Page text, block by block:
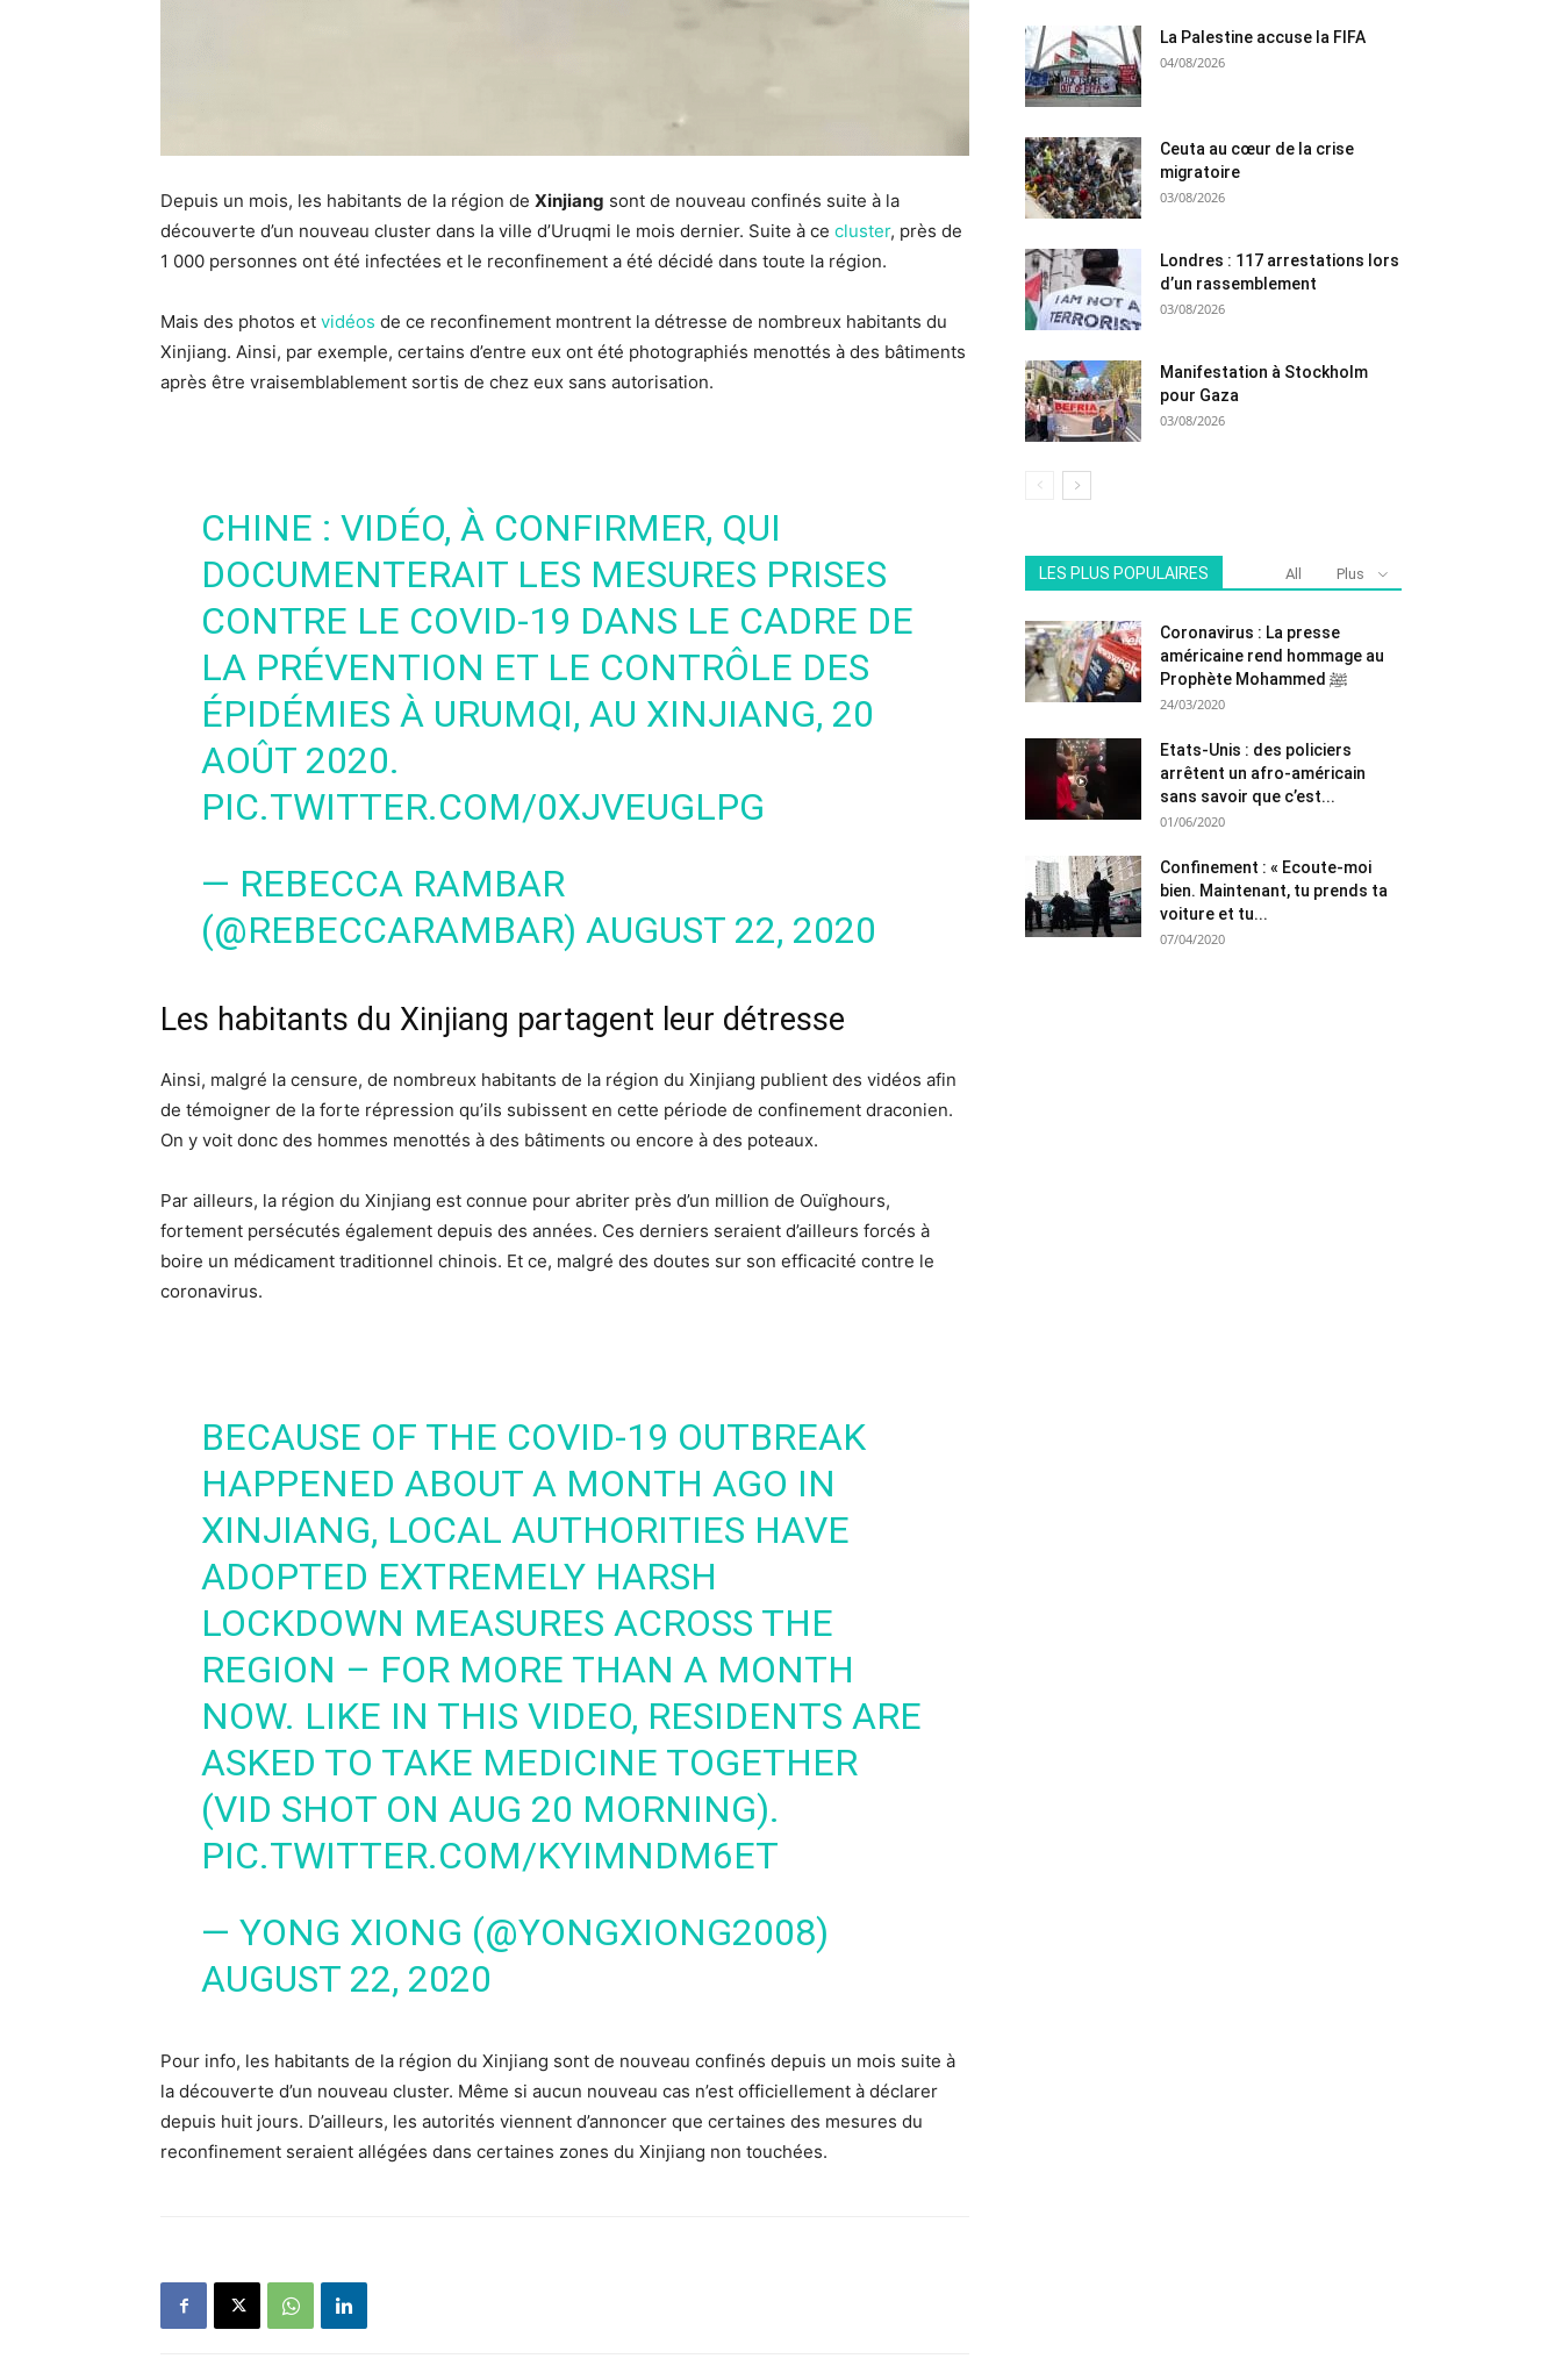
Depuis un mois, les habitants de la région de Xinjiang sont de nouveau confinés suite à la
découverte d’un nouveau cluster dans la ville d’Uruqmi le mois dernier. Suite à ce cluster, près de
1 000 personnes ont été infectées et le reconfinement a été décidé dans toute la région.
Mais des photos et vidéos de ce reconfinement montrent la détresse de nombreux habitants du
Xinjiang. Ainsi, par exemple, certains d’entre eux ont été photographiés menottés à des bâtiments
après être vraisemblablement sortis de chez eux sans autorisation.
CHINE : VIDÉO, À CONFIRMER, QUI
DOCUMENTERAIT LES MESURES PRISES
CONTRE LE COVID-19 DANS LE CADRE DE
LA PRÉVENTION ET LE CONTRÔLE DES
ÉPIDÉMIES À URUMQI, AU XINJIANG, 20
AOÛT 2020.
PIC.TWITTER.COM/0XJVEUGLPG
— REBECCA RAMBAR
(@REBECCARAMBAR) AUGUST 22, 2020
Les habitants du Xinjiang partagent leur détresse
Ainsi, malgré la censure, de nombreux habitants de la région du Xinjiang publient des vidéos afin
de témoigner de la forte répression qu’ils subissent en cette période de confinement draconien.
On y voit donc des hommes menottés à des bâtiments ou encore à des poteaux.
Par ailleurs, la région du Xinjiang est connue pour abriter près d’un million de Ouïghours,
fortement persécutés également depuis des années. Ces derniers seraient d’ailleurs forcés à
boire un médicament traditionnel chinois. Et ce, malgré des doutes sur son efficacité contre le
coronavirus.
BECAUSE OF THE COVID-19 OUTBREAK
HAPPENED ABOUT A MONTH AGO IN
XINJIANG, LOCAL AUTHORITIES HAVE
ADOPTED EXTREMELY HARSH
LOCKDOWN MEASURES ACROSS THE
REGION – FOR MORE THAN A MONTH
NOW. LIKE IN THIS VIDEO, RESIDENTS ARE
ASKED TO TAKE MEDICINE TOGETHER
(VID SHOT ON AUG 20 MORNING).
PIC.TWITTER.COM/KYIMNDM6ET
— YONG XIONG (@YONGXIONG2008)
AUGUST 22, 2020
Pour info, les habitants de la région du Xinjiang sont de nouveau confinés depuis un mois suite à
la découverte d’un nouveau cluster. Même si aucun nouveau cas n’est officiellement à déclarer
depuis huit jours. D’ailleurs, les autorités viennent d’annoncer que certaines des mesures du
reconfinement seraient allégées dans certaines zones du Xinjiang non touchées.
La Palestine accuse la FIFA
04/08/2026
Ceuta au cœur de la crise
migratoire
03/08/2026
Londres : 117 arrestations lors
d’un rassemblement
03/08/2026
Manifestation à Stockholm
pour Gaza
03/08/2026
LES PLUS POPULAIRES All Plus
Coronavirus : La presse
américaine rend hommage au
Prophète Mohammed ﷺ
24/03/2020
Etats-Unis : des policiers
arrêtent un afro-américain
sans savoir que c’est...
01/06/2020
Confinement : « Ecoute-moi
bien. Maintenant, tu prends ta
voiture et tu...
07/04/2020